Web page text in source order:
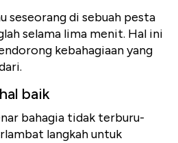
seseorang di sebuah pesta
selama lima menit. Hal ini
kebahagiaan yang
baik
bahagia tidak terburu-
langkah untuk